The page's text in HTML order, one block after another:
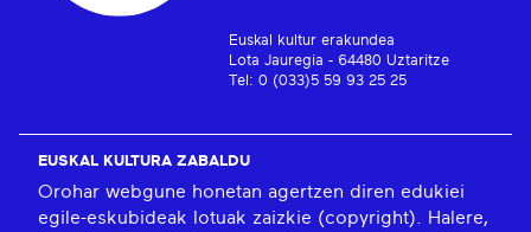
Euskal kultur erakundea
Lota Jauregia - 64480 Uztaritze
Tel: 0 (033)5 59 93 25 25
EUSKAL KULTURA ZABALDU
Orohar webgune honetan agertzen diren edukiei
egile-eskubideak lotuak zaizkie (copyright). Halere,